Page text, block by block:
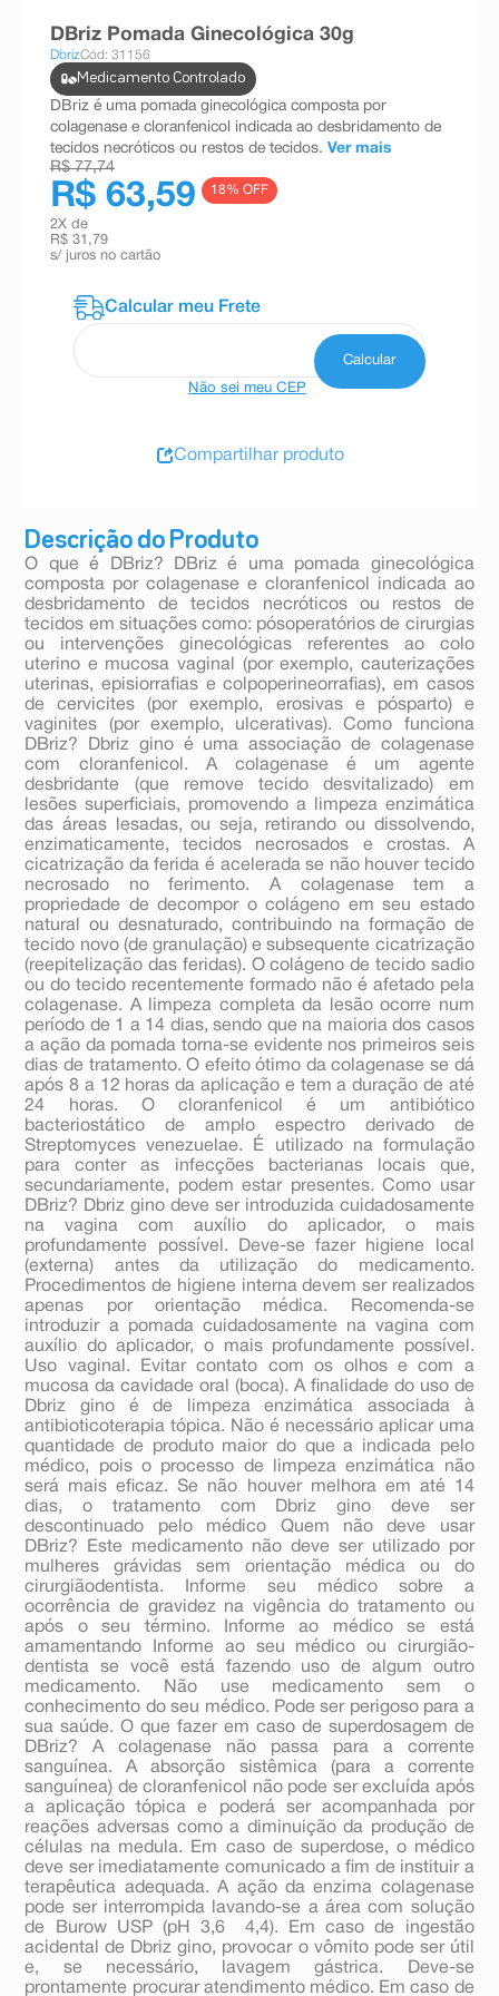
Descrição do Produto
O que é DBriz? DBriz é uma pomada ginecológica
composta por colagenase e cloranfenicol indicada ao
desbridamento de tecidos necróticos ou restos de
tecidos em situações como: pósoperatórios de cirurgias
ou intervenções ginecológicas referentes ao colo
uterino e mucosa vaginal (por exemplo, cauterizações
uterinas, episiorrafias e colpoperineorrafias), em casos
de cervicites (por exemplo, erosivas e pósparto) e
vaginites (por exemplo, ulcerativas). Como funciona
DBriz? Dbriz gino é uma associação de colagenase
com cloranfenicol. A colagenase é um agente
desbridante (que remove tecido desvitalizado) em
lesões superficiais, promovendo a limpeza enzimática
das áreas lesadas, ou seja, retirando ou dissolvendo,
enzimaticamente, tecidos necrosados e crostas. A
cicatrização da ferida é acelerada se não houver tecido
necrosado no ferimento. A colagenase tem a
propriedade de decompor o colágeno em seu estado
natural ou desnaturado, contribuindo na formação de
tecido novo (de granulação) e subsequente cicatrização
(reepitelização das feridas). O colágeno de tecido sadio
ou do tecido recentemente formado não é afetado pela
colagenase. A limpeza completa da lesão ocorre num
período de 1 a 14 dias, sendo que na maioria dos casos
a ação da pomada torna-se evidente nos primeiros seis
dias de tratamento. O efeito ótimo da colagenase se dá
após 8 a 12 horas da aplicação e tem a duração de até
24 horas. O cloranfenicol é um antibiótico
bacteriostático de amplo espectro derivado de
Streptomyces venezuelae. É utilizado na formulação
para conter as infecções bacterianas locais que,
secundariamente, podem estar presentes. Como usar
DBriz? Dbriz gino deve ser introduzida cuidadosamente
na vagina com auxílio do aplicador, o mais
profundamente possível. Deve-se fazer higiene local
(externa) antes da utilização do medicamento.
Procedimentos de higiene interna devem ser realizados
apenas por orientação médica. Recomenda-se
introduzir a pomada cuidadosamente na vagina com
auxílio do aplicador, o mais profundamente possível.
Uso vaginal. Evitar contato com os olhos e com a
mucosa da cavidade oral (boca). A finalidade do uso de
Dbriz gino é de limpeza enzimática associada à
antibioticoterapia tópica. Não é necessário aplicar uma
quantidade de produto maior do que a indicada pelo
médico, pois o processo de limpeza enzimática não
será mais eficaz. Se não houver melhora em até 14
dias, o tratamento com Dbriz gino deve ser
descontinuado pelo médico Quem não deve usar
DBriz? Este medicamento não deve ser utilizado por
mulheres grávidas sem orientação médica ou do
cirurgiãodentista. Informe seu médico sobre a
ocorrência de gravidez na vigência do tratamento ou
após o seu término. Informe ao médico se está
amamentando Informe ao seu médico ou cirurgião-
dentista se você está fazendo uso de algum outro
medicamento. Não use medicamento sem o
conhecimento do seu médico. Pode ser perigoso para a
sua saúde. O que fazer em caso de superdosagem de
DBriz? A colagenase não passa para a corrente
sanguínea. A absorção sistêmica (para a corrente
sanguínea) de cloranfenicol não pode ser excluída após
a aplicação tópica e poderá ser acompanhada por
reações adversas como a diminuição da produção de
células na medula. Em caso de superdose, o médico
deve ser imediatamente comunicado a fim de instituir a
terapêutica adequada. A ação da enzima colagenase
pode ser interrompida lavando-se a área com solução
de Burow USP (pH 3,6  4,4). Em caso de ingestão
acidental de Dbriz gino, provocar o vômito pode ser útil
e, se necessário, lavagem gástrica. Deve-se
prontamente procurar atendimento médico. Em caso de
DBriz Pomada Ginecológica 30g
DbrizCód: 31156
Medicamento Controlado
DBriz é uma pomada ginecológica composta por
colagenase e cloranfenicol indicada ao desbridamento de
tecidos necróticos ou restos de tecidos. Ver mais
R$ 77,74
R$ 63,59 18% OFF
2X de
R$ 31,79
s/ juros no cartão
Não sei meu CEP
Compartilhar produto
teste gravidez
absorvente
ºshampoo